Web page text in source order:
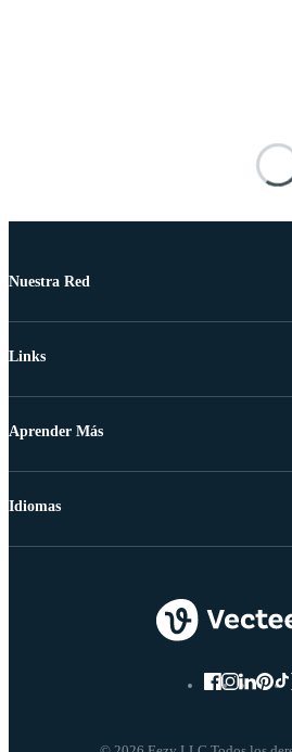
Nuestra Red
Links
Aprender Más
Idiomas